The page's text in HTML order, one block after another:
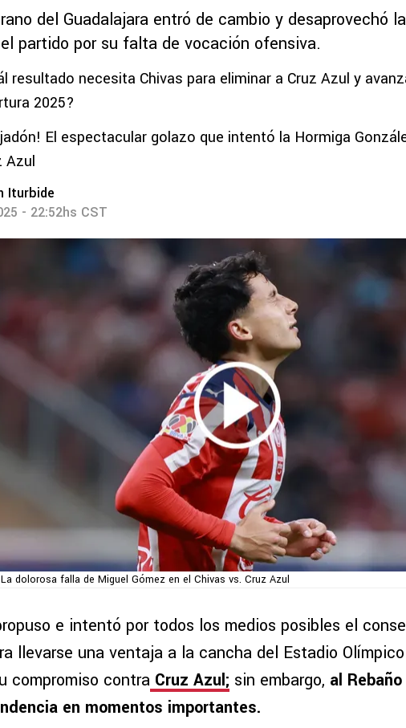
del Guadalajara entró de cambio y desaprovechó
partido por su falta de vocación ofensiva.
resultado necesita Chivas para eliminar a Cruz Azul y
2025?
El espectacular golazo que intentó la Hormiga
Azul
Iturbide
- 22:52hs CST
La dolorosa falla de Miguel Gómez en el Chivas vs. Cruz Azul
e intentó por todos los medios posibles el
llevarse una ventaja a la cancha del Estadio
compromiso contra Cruz Azul; sin embargo, al
en momentos importantes.